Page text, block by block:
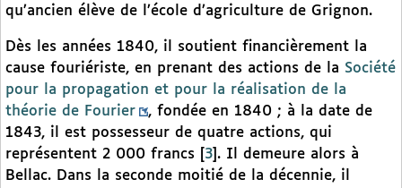
qu’ancien élève de l’école d’agriculture de Grignon.
Dès les années 1840, il soutient financièrement la
cause fouriériste, en prenant des actions de la Société
pour la propagation et pour la réalisation de la
théorie de Fourier
, fondée en 1840 ; à la date de
1843, il est possesseur de quatre actions, qui
représentent 2 000 francs
3 . Il demeure alors à
Bellac. Dans la seconde moitié de la décennie, il